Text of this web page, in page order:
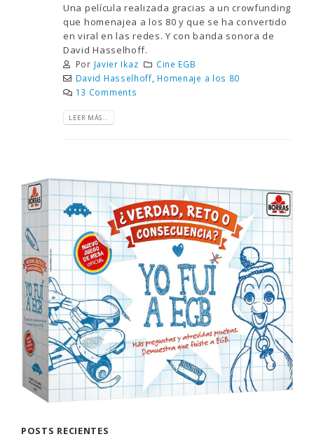
Una película realizada gracias a un crowfunding
que homenajea a los 80 y que se ha convertido
en viral en las redes. Y con banda sonora de
David Hasselhoff.
Por Javier Ikaz
Cine EGB
David Hasselhoff, Homenaje a los 80
13 Comments
LEER MÁS...
POSTS RECIENTES